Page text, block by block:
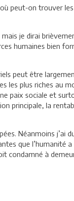
peut-on trouver
je dirai
humaines bien
peut être
les plus riches au
paix sociale et
principale, la
Néanmoins j’ai
que l’humanité a
condamné à